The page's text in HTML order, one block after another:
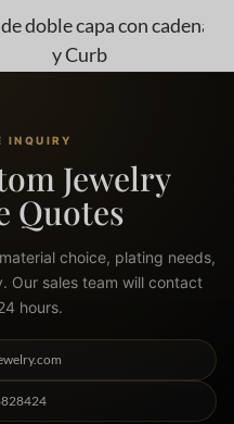
con cadenas Twist
INQUIRY
Jewelry
Quotes
choice, plating needs,
Our sales team will contact
hours.